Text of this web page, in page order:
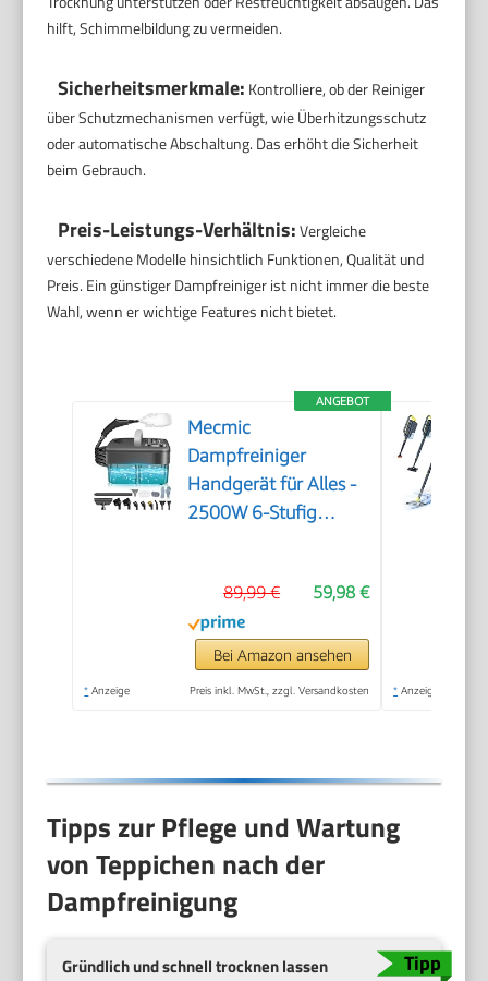
hilft, Schimmelbildung zu vermeiden.
Sicherheitsmerkmale: Kontrolliere, ob der Reiniger
über Schutzmechanismen verfügt, wie Überhitzungsschutz
oder automatische Abschaltung. Das erhöht die Sicherheit
beim Gebrauch.
Preis-Leistungs-Verhältnis:Vergleiche
verschiedene Modelle hinsichtlich Funktionen, Qualität und
Preis. Ein günstiger Dampfreiniger ist nicht immer die beste
Wahl, wenn er wichtige Features nicht bietet.
ANGEBOT
Mecmic
Dampfreiniger
Handgerät für Alles -
2500W 6-Stufig
Dampf, 15s
Aufheizzeit, Tragbar
mit 10 Zubehörteilen,
Dampfreinigung für
59,98 €
89,99 €
Bei Amazon ansehen
* Anzeige Preis inkl. MwSt., zzgl. Versandkosten * Anzeige
Tipps zur Pflege und Wartung
von Teppichen nach der
Dampfreinigung
Gründlich und schnell trocknen lassen